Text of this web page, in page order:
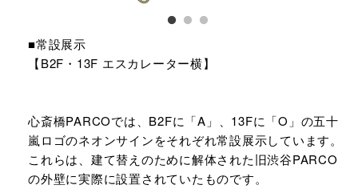
■常設展示
【B2F・13F エスカレーター横】
心斎橋PARCOでは、B2Fに「A」、13Fに「O」の五十
嵐ロゴのネオンサインをそれぞれ常設展示しています。
これらは、建て替えのために解体された旧渋谷PARCO
の外壁に実際に設置されていたものです。